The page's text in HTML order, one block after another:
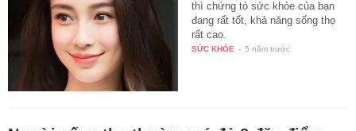
thì chứng tỏ sức khỏe của bạn
đang rất tốt, khả năng sống thọ
rất cao.
SỨC KHỎE - 5 năm trước